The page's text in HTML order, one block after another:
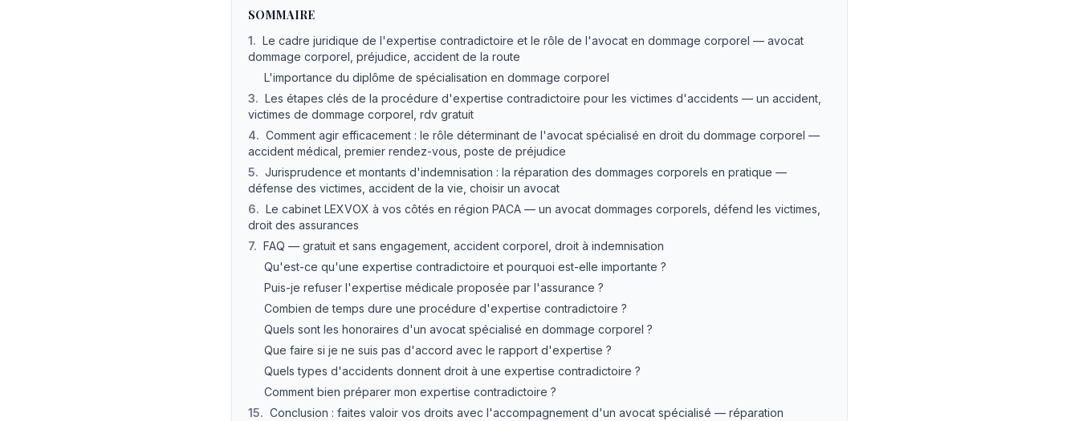
SOMMAIRE
1. Le cadre juridique de l'expertise contradictoire et le rôle de l'avocat en dommage corporel — avocat
dommage corporel, préjudice, accident de la route
L'importance du diplôme de spécialisation en dommage corporel
3. Les étapes clés de la procédure d'expertise contradictoire pour les victimes d'accidents — un accident,
victimes de dommage corporel, rdv gratuit
4. Comment agir efficacement : le rôle déterminant de l'avocat spécialisé en droit du dommage corporel —
accident médical, premier rendez-vous, poste de préjudice
5. Jurisprudence et montants d'indemnisation : la réparation des dommages corporels en pratique —
défense des victimes, accident de la vie, choisir un avocat
6. Le cabinet LEXVOX à vos côtés en région PACA — un avocat dommages corporels, défend les victimes,
droit des assurances
7. FAQ — gratuit et sans engagement, accident corporel, droit à indemnisation
Qu'est-ce qu'une expertise contradictoire et pourquoi est-elle importante ?
Puis-je refuser l'expertise médicale proposée par l'assurance ?
Combien de temps dure une procédure d'expertise contradictoire ?
Quels sont les honoraires d'un avocat spécialisé en dommage corporel ?
Que faire si je ne suis pas d'accord avec le rapport d'expertise ?
Quels types d'accidents donnent droit à une expertise contradictoire ?
Comment bien préparer mon expertise contradictoire ?
15. Conclusion : faites valoir vos droits avec l'accompagnement d'un avocat spécialisé — réparation